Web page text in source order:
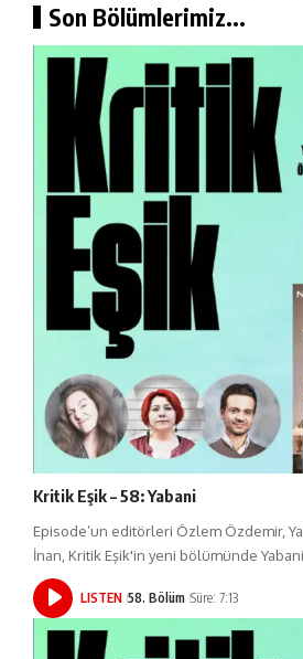
Son Bölümlerimiz...
Kritik Eşik – 58: Yabani
Episode’un editörleri Özlem Özdemir,
İnan, Kritik Eşik'in yeni bölümünde
LISTEN 58. Bölüm Süre: 7:13